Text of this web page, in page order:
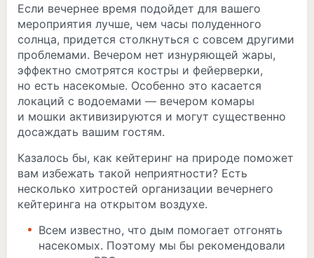
Если вечернее время подойдет для вашего
мероприятия лучше, чем часы полуденного
солнца, придется столкнуться с совсем другими
проблемами. Вечером нет изнуряющей жары,
эффектно смотрятся костры и фейерверки,
но есть насекомые. Особенно это касается
локаций с водоемами — вечером комары
и мошки активизируются и могут существенно
досаждать вашим гостям.
Казалось бы, как кейтеринг на природе поможет
вам избежать такой неприятности? Есть
несколько хитростей организации вечернего
кейтеринга на открытом воздухе.
Всем известно, что дым помогает отгонять
насекомых. Поэтому мы бы рекомендовали